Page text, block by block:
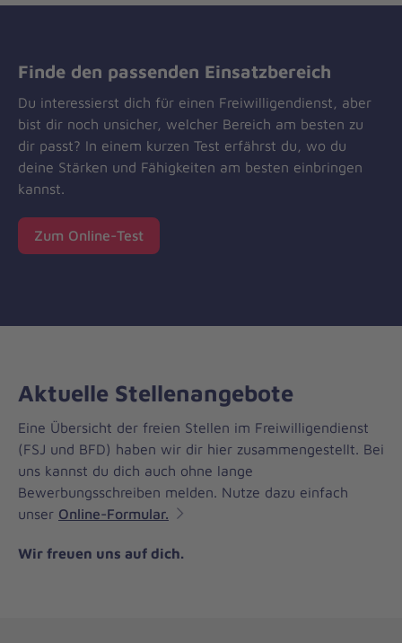
Finde den passenden Einsatzbereich
Du interessierst dich für einen Freiwilligendienst, aber
bist dir noch unsicher, welcher Bereich am besten zu
dir passt? In einem kurzen Test erfährst du, wo du
deine Stärken und Fähigkeiten am besten einbringen
kannst.
Zum Online-Test
Aktuelle Stellenangebote
Eine Übersicht der freien Stellen im Freiwilligendienst
(FSJ und BFD) haben wir dir hier zusammengestellt. Bei
uns kannst du dich auch ohne lange
Bewerbungsschreiben melden. Nutze dazu einfach
unser Online-Formular.
Wir freuen uns auf dich.